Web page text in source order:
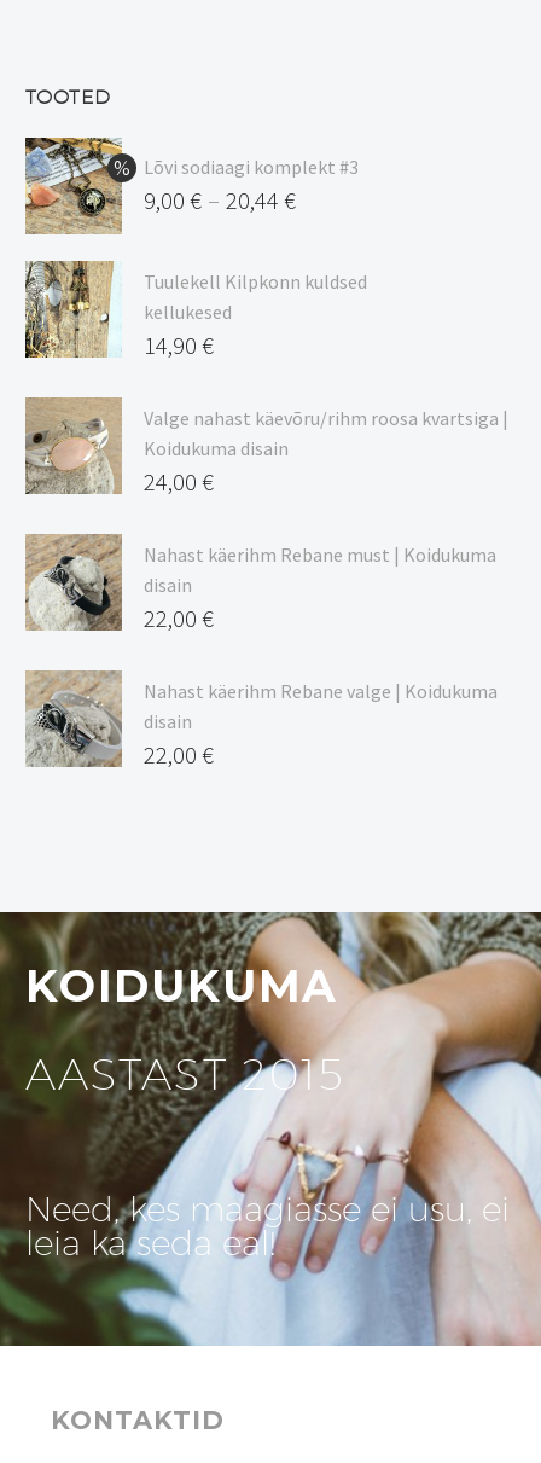
TOOTED
Lõvi sodiaagi komplekt #3
9,00 € – 20,44 €
9,00 €
kuni
20,44 €
Tuulekell Kilpkonn kuldsed
kellukesed
14,90 €
Valge nahast käevõru/rihm roosa kvartsiga |
Koidukuma disain
24,00 €
Nahast käerihm Rebane must | Koidukuma
disain
22,00 €
Nahast käerihm Rebane valge | Koidukuma
disain
22,00 €
KOIDUKUMA
AASTAST 2015
Need, kes maagiasse ei usu, ei
leia ka seda eal!
KONTAKTID